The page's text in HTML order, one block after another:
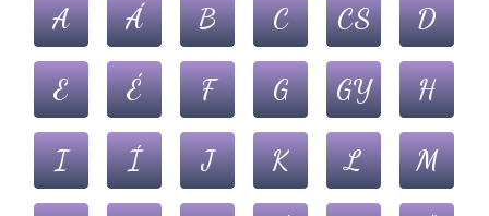
A Á B C CS D
E É F G GY H
I Í J K L M